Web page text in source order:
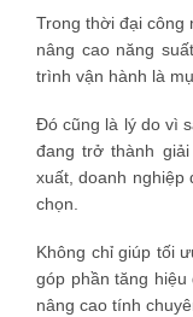
Trong thời đại công
nâng cao năng
trình vận hành là
Đó cũng là lý do vì
đang trở thành
xuất, doanh nghiệp
chọn.
Không chỉ giúp tối
góp phần tăng
nâng cao tính